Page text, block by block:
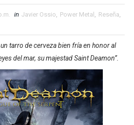
in Javier Ossio, Power Metal , Reseña,
tarro de cerveza bien fría en honor al
del mar, su majestad Saint Deamon”.